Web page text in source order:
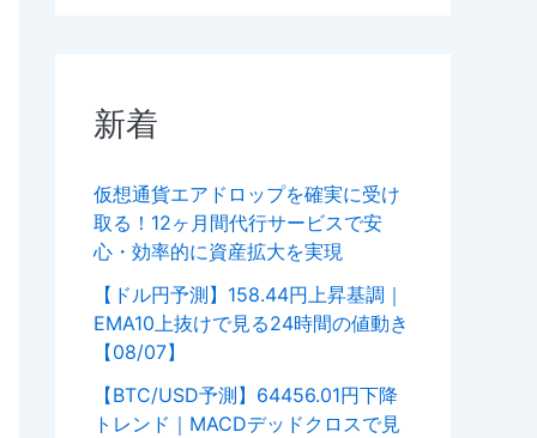
新着
仮想通貨エアドロップを確実に受け
取る！12ヶ月間代行サービスで安
心・効率的に資産拡大を実現
【ドル円予測】158.44円上昇基調｜
EMA10上抜けで見る24時間の値動き
【08/07】
【BTC/USD予測】64456.01円下降
トレンド｜MACDデッドクロスで見